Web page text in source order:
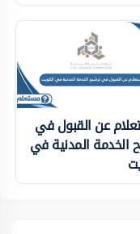
عن القبول في
الخدمة المدنية في